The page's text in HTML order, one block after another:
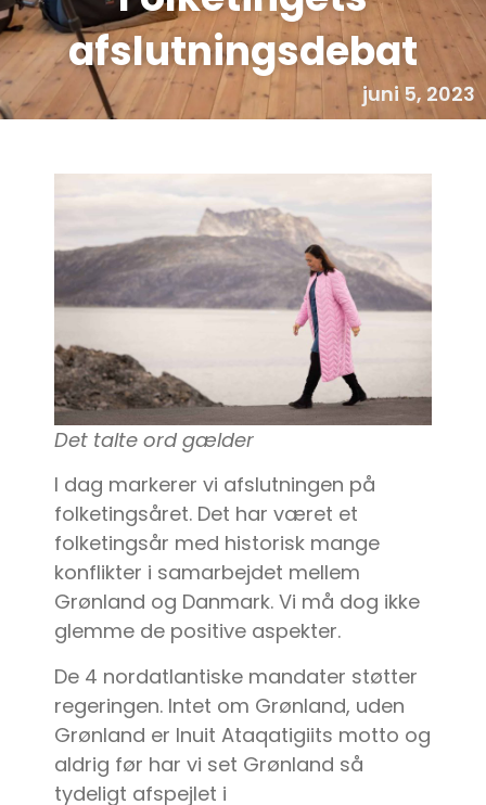
afslutningsdebat
juni 5, 2023
Det talte ord gælder
I dag markerer vi afslutningen på
folketingsåret. Det har været et
folketingsår med historisk mange
konflikter i samarbejdet mellem
Grønland og Danmark. Vi må dog ikke
glemme de positive aspekter.
De 4 nordatlantiske mandater støtter
regeringen. Intet om Grønland, uden
Grønland er Inuit Ataqatigiits motto og
aldrig før har vi set Grønland så
tydeligt afspejlet i